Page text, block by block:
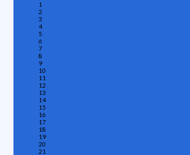
1
2
3
4
5
6
7
8
9
10
11
12
13
14
15
16
17
18
19
20
21